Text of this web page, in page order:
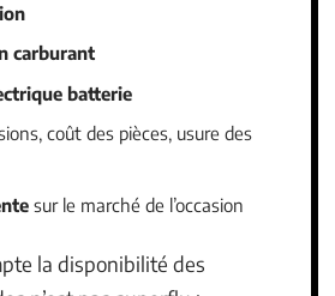
carburant
batterie
coût des pièces, usure des
sur le marché de l’occasion
la disponibilité des